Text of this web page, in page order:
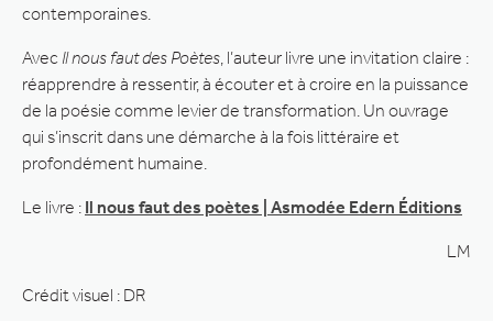
contemporaines.
Avec Il nous faut des Poètes , l’auteur livre une invitation claire :
réapprendre à ressentir, à écouter et à croire en la puissance
de la poésie comme levier de transformation. Un ouvrage
qui s’inscrit dans une démarche à la fois littéraire et
profondément humaine.
Le livre : Il nous faut des poètes | Asmodée Edern Éditions
LM
Crédit visuel : DR